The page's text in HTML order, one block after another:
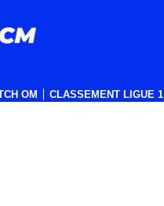
OM CLASSEMENT LIGUE 1